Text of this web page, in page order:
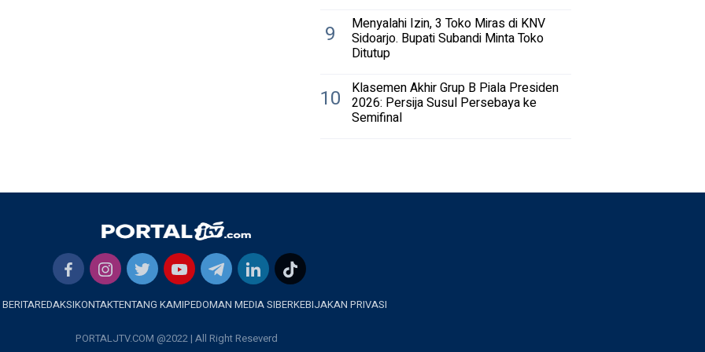
9 Menyalahi Izin, 3 Toko Miras di KNV
Sidoarjo. Bupati Subandi Minta Toko
Ditutup
10 Klasemen Akhir Grup B Piala Presiden
2026: Persija Susul Persebaya ke
Semifinal
REDAKSIKONTAKTENTANG KAMIPEDOMAN MEDIA SIBERKEBIJAKAN PRIVASI
PORTALJTV.COM @2022 | All Right Reseverd